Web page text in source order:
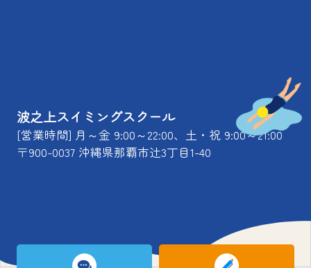
波之上スイミングスクール
[営業時間] 月～金 9:00～22:00、土・祝 9:00～21:00
〒900-0037 沖縄県那覇市辻3丁目1-40